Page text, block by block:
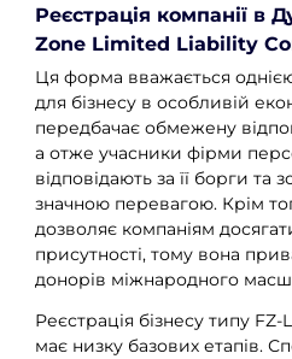
Реєстрація компанії в
Zone Limited Liability
Ця форма вважається
для бізнесу в особливій
передбачає обмежену
а отже учасники фірми
відповідають за її борги та
значною перевагою. Крім
дозволяє компаніям
присутності, тому вона
донорів міжнародного
Реєстрація бізнесу типу
має низку базових етапів.